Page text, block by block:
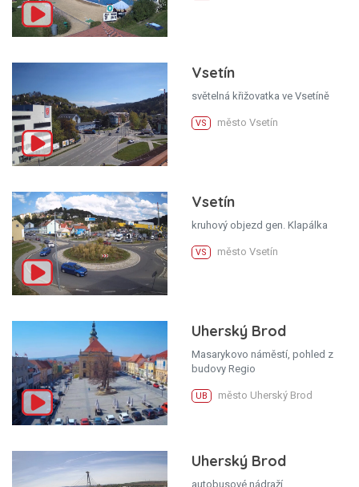
Vsetín
světelná křižovatka ve Vsetíně
VS město Vsetín
Vsetín
kruhový objezd gen. Klapálka
VS město Vsetín
Uherský Brod
Masarykovo náměstí, pohled z
budovy Regio
UB město Uherský Brod
Uherský Brod
autobusové nádraží